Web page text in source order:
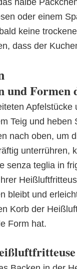
oder einem
keine
dass der
Formen
Teig und
nach oben, um
unterrühren,
senza teglia in
bleibt und
Korb der
Form hat.